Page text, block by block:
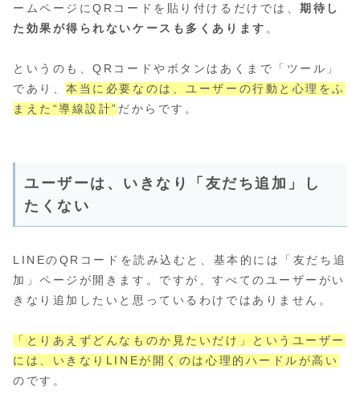
ームページにQRコードを貼り付けるだけでは、期待し
た効果が得られないケースも多くあります 。
というのも、QRコードやボタンはあくまで「ツール」
であり、本当に必要なのは、ユーザーの行動と心理をふ
まえた“導線設計” だからです。
ユーザーは、いきなり「友だち追加」し
たくない
LINEのQRコードを読み込むと、基本的には「友だち追
加」ページが開きます。ですが、すべてのユーザーがい
きなり追加したいと思っているわけではありません。
「とりあえずどんなものか見たいだけ」というユーザー
には、いきなりLINEが開くのは心理的ハードルが高い
のです。